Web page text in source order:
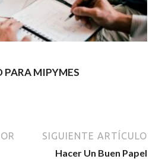
PARA MIPYMES
SIGUIENTE ARTÍCULO
Hacer Un Buen Papel